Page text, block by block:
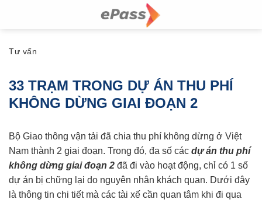
Tư vấn
33 TRẠM TRONG DỰ ÁN THU PHÍ
KHÔNG DỪNG GIAI ĐOẠN 2
Bộ Giao thông vận tải đã chia thu phí không dừng ở Việt
Nam thành 2 giai đoạn. Trong đó, đa số các dự án thu phí
không dừng giai đoạn 2 đã đi vào hoạt động, chỉ có 1 số
dự án bị chững lại do nguyên nhân khách quan. Dưới đây
là thông tin chi tiết mà các tài xế cần quan tâm khi đi qua